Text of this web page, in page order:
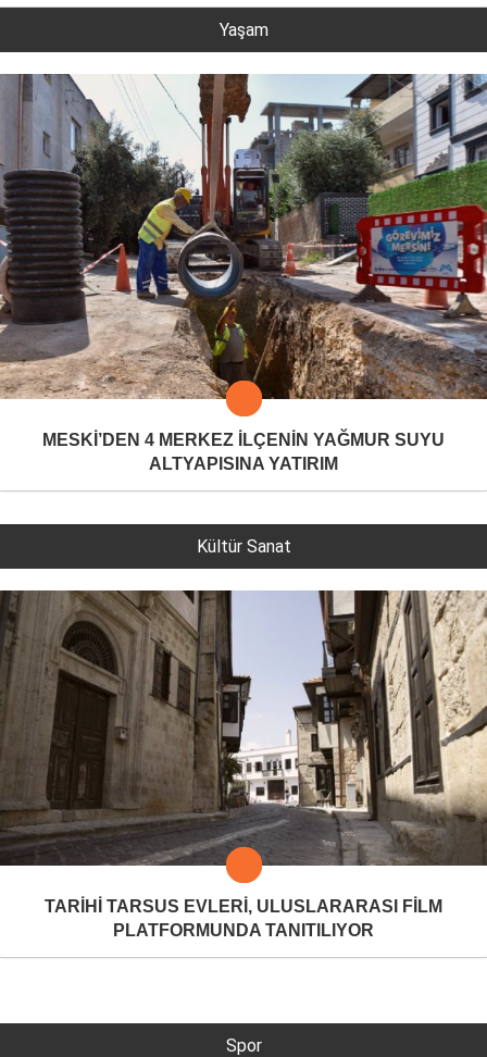
Yaşam
MESKİ’DEN 4 MERKEZ İLÇENİN YAĞMUR SUYU
ALTYAPISINA YATIRIM
Kültür Sanat
TARİHİ TARSUS EVLERİ, ULUSLARARASI FİLM
PLATFORMUNDA TANITILIYOR
Spor